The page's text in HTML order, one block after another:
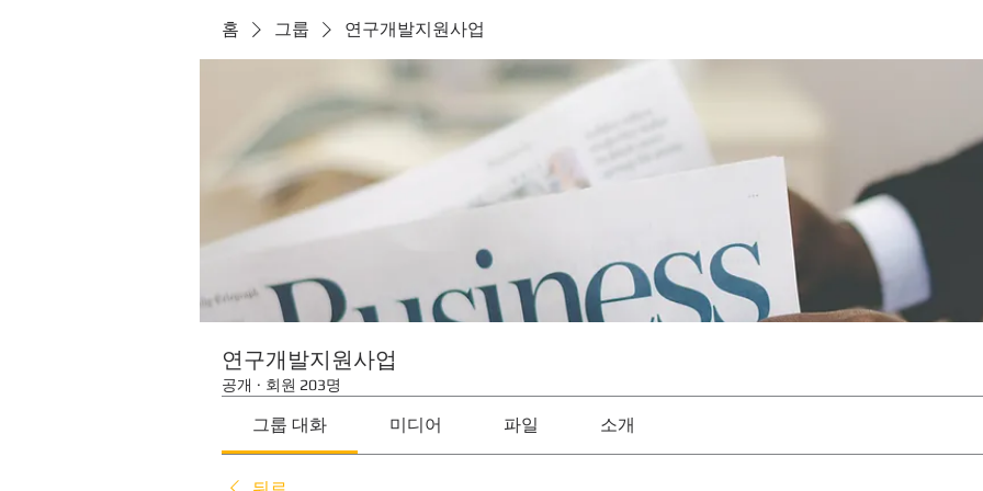
홈 그룹 연구개발지원사업
연구개발지원사업
공개 · 회원 203명
그룹 대화 미디어 파일 소개